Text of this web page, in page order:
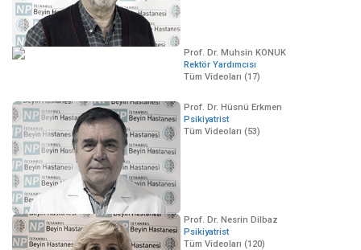
Prof. Dr. Muhsin KONUK
Rektör Yardımcısı
Tüm Videoları (17)
Prof. Dr. Hüsnü Erkmen
Psikiyatrist
Tüm Videoları (53)
Prof. Dr. Nesrin Dilbaz
Psikiyatrist
Tüm Videoları (120)